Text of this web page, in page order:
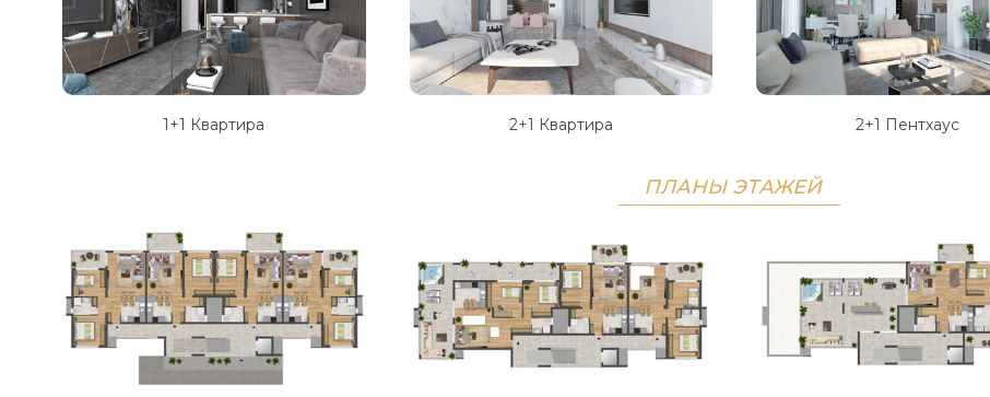
1+1 Квартира 2+1 Квартира 2+1 Пентхаус
ПЛАНЫ ЭТАЖЕЙ